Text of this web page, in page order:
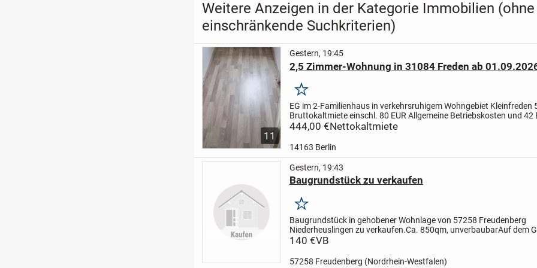
Weitere Anzeigen in der Kategorie Immobilien (ohne
einschränkende Suchkriterien)
11
Gestern, 19:45
2,5 Zimmer-Wohnung in 31084 Freden ab
Merken
EG im 2-Familienhaus in verkehrsruhigem Wohngebiet Kleinfreden
Bruttokaltmiete einschl. 80 EUR Allgemeine Betriebskosten und 42
Besondere Betriebskosten (Internetanschluss)
444,00 €Nettokaltmiete
14163 Berlin
Gestern, 19:43
Baugrundstück zu verkaufen
Merken
Baugrundstück in gehobener Wohnlage von 57258 Freudenberg
Niederheuslingen zu verkaufen.Ca. 850qm, unverbaubarAuf dem
befindet sich ein ehemaliger Fisch Teich der sich gut zu einem
140 €VB
57258 Freudenberg (Nordrhein-Westfalen)